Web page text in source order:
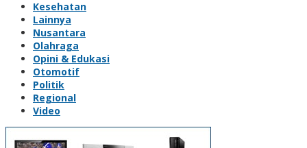
Kesehatan
Lainnya
Nusantara
Olahraga
Opini & Edukasi
Otomotif
Politik
Regional
Video